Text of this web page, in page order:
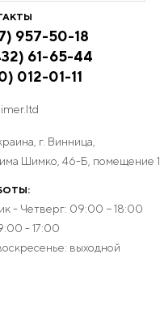
957-50-18
61-65-44
012-01-11
г. Винница,
Шимко, 46-Б, помещение 1
- Четверг: 09:00 − 18:00
- 17:00
выходной